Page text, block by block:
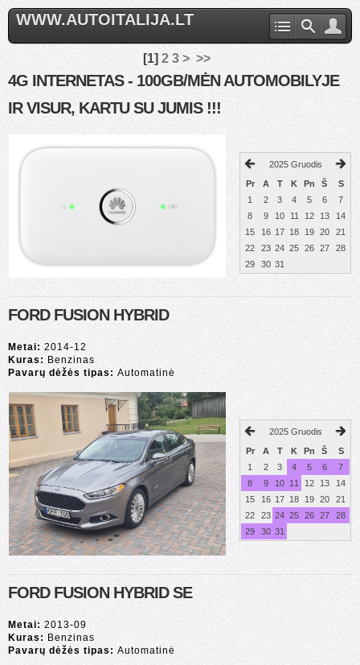
WWW.AUTOITALIJA.LT
[1] 2 3 > >>
4G INTERNETAS - 100GB/MĖN AUTOMOBILYJE
IR VISUR, KARTU SU JUMIS !!!
2025 Gruodis
Pr
A T K Pn Š
S
1
2 3 4 5 6
7
8
9 10 11 12 13
14
15
16 17 18 19 20
21
22
23 24 25 26 27
28
29
30 31
FORD FUSION HYBRID
Metai: 2014-12
Kuras: Benzinas
Pavarų dėžės tipas: Automatinė
2025 Gruodis
Pr
A T K Pn Š
S
1
2 3 4 5 6
7
8
9 10 11 12 13
14
15
16 17 18 19 20
21
22
23 24 25 26 27
28
29
30 31
FORD FUSION HYBRID SE
Metai: 2013-09
Kuras: Benzinas
Pavarų dėžės tipas: Automatinė